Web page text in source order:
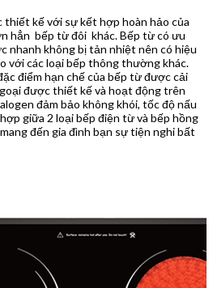
thiết kế với sự kết hợp hoàn hảo của
hẳn bếp từ đôi khác. Bếp từ có ưu
nhanh không bị tản nhiệt nên có hiệu
với các loại bếp thông thường khác.
điểm hạn chế của bếp từ được cải
được thiết kế và hoạt động trên
đảm bảo không khói, tốc độ nấu
giữa 2 loại bếp điện từ và bếp hồng
đến gia đình bạn sự tiện nghi bất